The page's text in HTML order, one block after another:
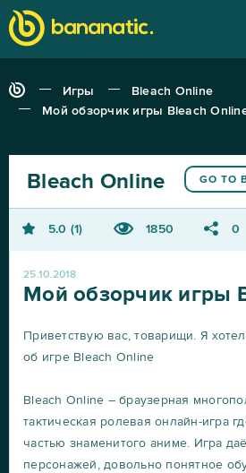
Игры
Bleach Online
Мой обзорчик игры Bleach
GO TO
Bleach Online
5.0 1 1850 0
25.10.2018
Мой обзорчик игры
Приветствую вас, товарищи. Я
об игре Bleach Online
Bleach Online – браузерная
тактическая ролевая онлайн-игра
частью знаменитого аниме. Игра
персонажей, довольно понятное